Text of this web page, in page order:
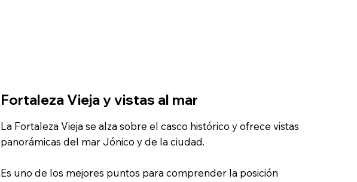
Fortaleza Vieja y vistas al mar
La Fortaleza Vieja se alza sobre el casco histórico y ofrece vistas
panorámicas del mar Jónico y de la ciudad.
Es uno de los mejores puntos para comprender la posición